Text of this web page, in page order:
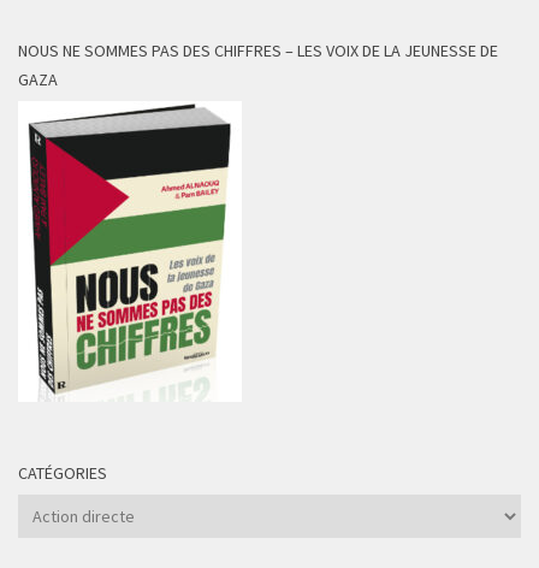
NOUS NE SOMMES PAS DES CHIFFRES – LES VOIX DE LA JEUNESSE DE
GAZA
CATÉGORIES
Catégories